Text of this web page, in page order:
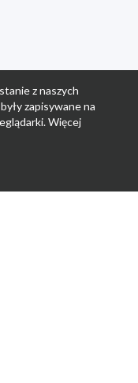
z naszych
zapisywane na
Więcej